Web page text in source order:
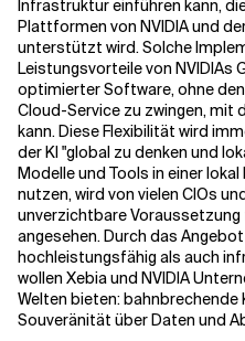
Infrastruktur einführen kann,
Plattformen von NVIDIA und
unterstützt wird. Solche
Leistungsvorteile von NVIDIAs
optimierter Software, ohne
Cloud-Service zu zwingen, mit
kann. Diese Flexibilität wird
der KI "global zu denken und
Modelle und Tools in einer
nutzen, wird von vielen CIOs
unverzichtbare Voraussetzung
angesehen. Durch das
hochleistungsfähig als auch
wollen Xebia und NVIDIA
Welten bieten: bahnbrechende
Souveränität über Daten und